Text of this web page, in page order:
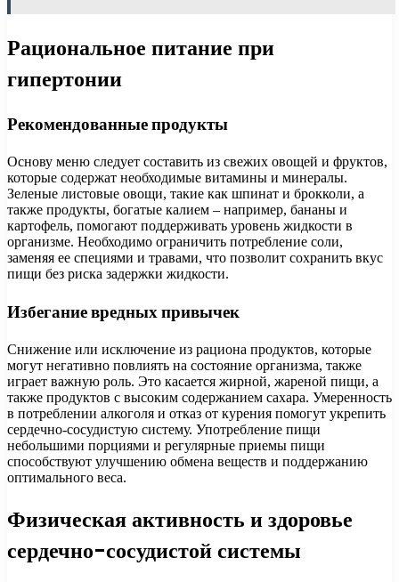
Рациональное питание при
гипертонии
Рекомендованные продукты
Основу меню следует составить из свежих овощей и фруктов,
которые содержат необходимые витамины и минералы.
Зеленые листовые овощи, такие как шпинат и брокколи, а
также продукты, богатые калием – например, бананы и
картофель, помогают поддерживать уровень жидкости в
организме. Необходимо ограничить потребление соли,
заменяя ее специями и травами, что позволит сохранить вкус
пищи без риска задержки жидкости.
Избегание вредных привычек
Снижение или исключение из рациона продуктов, которые
могут негативно повлиять на состояние организма, также
играет важную роль. Это касается жирной, жареной пищи, а
также продуктов с высоким содержанием сахара. Умеренность
в потреблении алкоголя и отказ от курения помогут укрепить
сердечно-сосудистую систему. Употребление пищи
небольшими порциями и регулярные приемы пищи
способствуют улучшению обмена веществ и поддержанию
оптимального веса.
Физическая активность и здоровье
сердечно-сосудистой системы